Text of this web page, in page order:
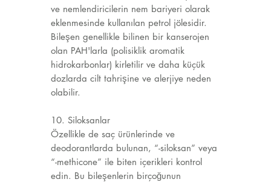
ve nemlendiricilerin nem bariyeri olarak
eklenmesinde kullanılan petrol jölesidir.
Bileşen genellikle bilinen bir kanserojen
olan PAH'larla (polisiklik aromatik
hidrokarbonlar) kirletilir ve daha küçük
dozlarda cilt tahrişine ve alerjiye neden
olabilir.
10. Siloksanlar
Özellikle de saç ürünlerinde ve
deodorantlarda bulunan, “-siloksan” veya
“-methicone” ile biten içerikleri kontrol
edin. Bu bileşenlerin birçoğunun